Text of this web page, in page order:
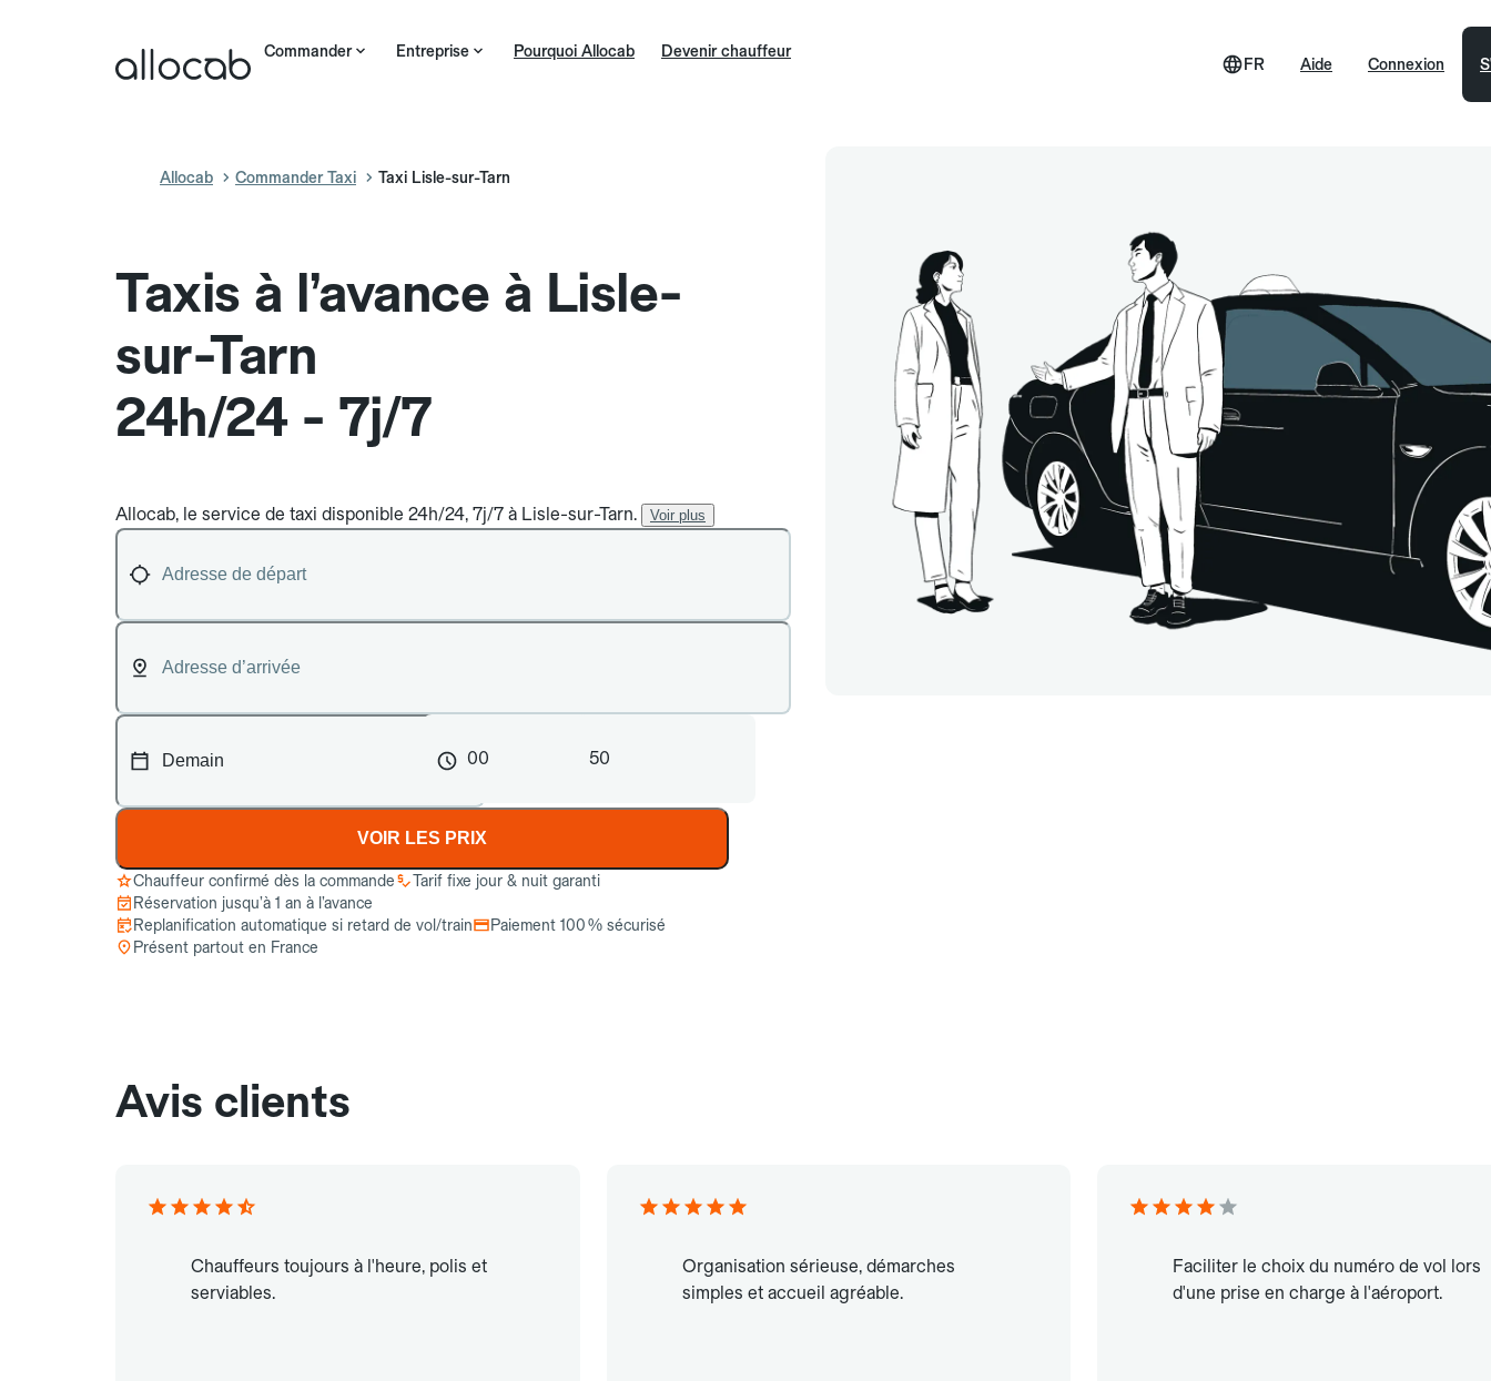
Commander Entreprise Pourquoi Allocab Devenir chauffeur
Aide
FR Connexion
Allocab Commander Taxi Taxi Lisle-sur-Tarn
Taxis à l’avance à Lisle-
sur-Tarn
24h/24 - 7j/7
Allocab, le service de taxi disponible 24h/24, 7j/7 à Lisle-sur-Tarn. Voir plus
00 50
VOIR LES PRIX
Chauffeur confirmé dès la commande
Tarif fixe jour & nuit garanti
Réservation jusqu’à 1 an à l’avance
Replanification automatique si retard de vol/train
Paiement 100 % sécurisé
Présent partout en France
Avis clients
Chauffeurs toujours à l'heure, polis et
serviables.
Organisation sérieuse, démarches
simples et accueil agréable.
Faciliter le choix du numéro de vol lors
d'une prise en charge à l'aéroport.